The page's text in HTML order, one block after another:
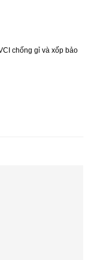
chống gỉ và xốp bảo